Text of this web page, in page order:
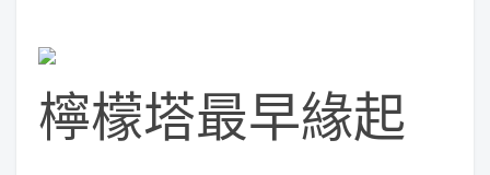
檸檬塔最早緣起